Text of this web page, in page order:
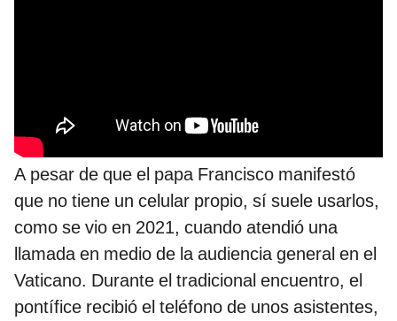
A pesar de que el papa Francisco manifestó
que no tiene un celular propio, sí suele usarlos,
como se vio en 2021, cuando atendió una
llamada en medio de la audiencia general en el
Vaticano. Durante el tradicional encuentro, el
pontífice recibió el teléfono de unos asistentes,